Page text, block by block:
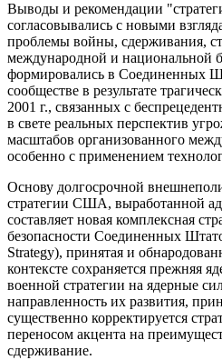
Выводы и рекомендации
согласовывались с новыми
проблемы войны, сдерживания,
международной и национальной
формировались в Соединенных
сообществе в результате
2001 г., связанных с
в свете реальных перспектив
масштабов организованного
особенно с применением
Основу долгосрочной
стратегии США, выработанной
составляет новая комплексная
безопасности Соединенных
Strategy), принятая и
контексте сохраняется прежняя
военной стратегии на ядерные
направленность их развития,
существенно корректируется
переносом акцента на
сдерживание.